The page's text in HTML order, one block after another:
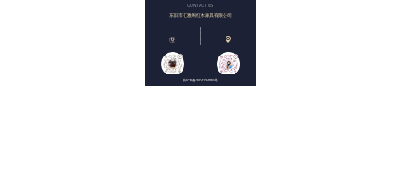
CONTACT US
东阳市汇雅阁红木家具有限公司
15267913339 浙江 东阳
浙ICP备2024124480号